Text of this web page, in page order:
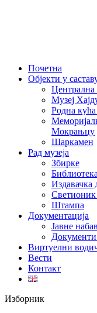
Почетна
Објекти у
Централна
Музеј
Родна
Мокрањцу
Шаркамен
Рад музеја
Збирке
Библиотека
Издавачка
Штампа
Документација
Јавне
Виртуелни
Вести
Контакт
Изборник